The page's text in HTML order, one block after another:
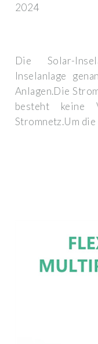
2024
Die Solar-
Inselanlage
Anlagen.Die
besteht keine
Stromnetz.Um die